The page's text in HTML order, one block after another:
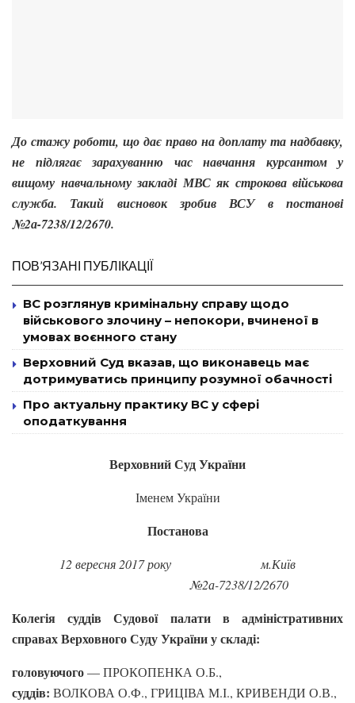
До стажу роботи, що дає право на доплату та надбавку,
не підлягає зарахуванню час навчання курсантом у
вищому навчальному закладі МВС як строкова військова
служба. Такий висновок зробив ВСУ в постанові
№2а-7238/12/2670.
ПОВ’ЯЗАНІ ПУБЛІКАЦІЇ
ВС розглянув кримінальну справу щодо
військового злочину – непокори, вчиненої в
умовах воєнного стану
Верховний Суд вказав, що виконавець має
дотримуватись принципу розумної обачності
Про актуальну практику ВС у сфері
оподаткування
Верховний Суд України
Іменем України
Постанова
12 вересня 2017 року м.Київ
№2а-7238/12/2670
Колегія суддів Судової палати в адміністративних
справах Верховного Суду України у складі:
головуючого— ПРОКОПЕНКА О.Б.,
суддів: ВОЛКОВА О.Ф., ГРИЦІВА М.І., КРИВЕНДИ О.В.,